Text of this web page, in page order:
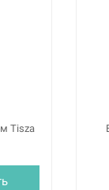
Tisza